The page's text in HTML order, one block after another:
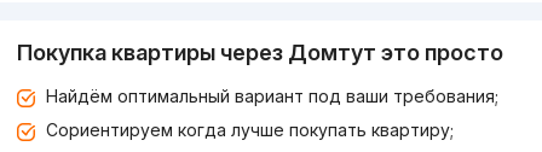
Покупка квартиры через Домтут это просто
Найдём оптимальный вариант под ваши требования;
Сориентируем когда лучше покупать квартиру;